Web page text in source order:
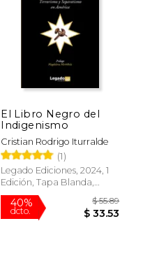
50%
dcto.
El Libro Negro del
Indigenismo
Cristian Rodrigo Iturralde
(1)
Legado Ediciones, 2024, 1
Edición, Tapa Blanda,
Nuevo